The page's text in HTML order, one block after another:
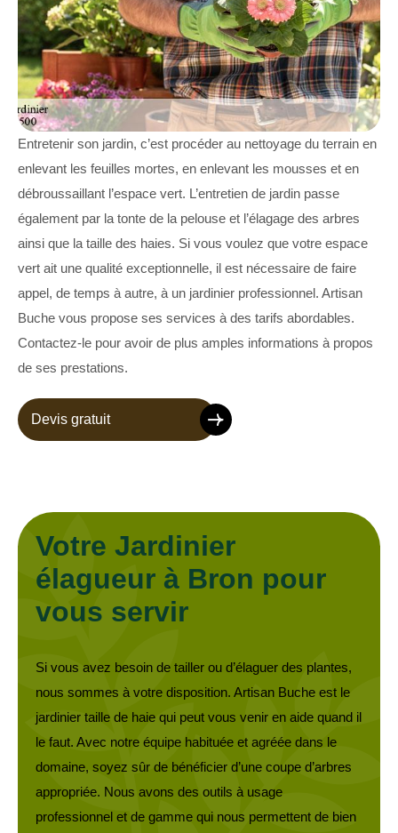
Entretenir son jardin, c’est procéder au nettoyage du terrain en
enlevant les feuilles mortes, en enlevant les mousses et en
débroussaillant l’espace vert. L’entretien de jardin passe
également par la tonte de la pelouse et l’élagage des arbres
ainsi que la taille des haies. Si vous voulez que votre espace
vert ait une qualité exceptionnelle, il est nécessaire de faire
appel, de temps à autre, à un jardinier professionnel. Artisan
Buche vous propose ses services à des tarifs abordables.
Contactez-le pour avoir de plus amples informations à propos
de ses prestations.
Devis gratuit
Votre Jardinier
élagueur à Bron pour
vous servir
Si vous avez besoin de tailler ou d’élaguer des plantes,
nous sommes à votre disposition. Artisan Buche est le
jardinier taille de haie qui peut vous venir en aide quand il
le faut. Avec notre équipe habituée et agréée dans le
domaine, soyez sûr de bénéficier d’une coupe d’arbres
appropriée. Nous avons des outils à usage
professionnel et de gamme qui nous permettent de bien